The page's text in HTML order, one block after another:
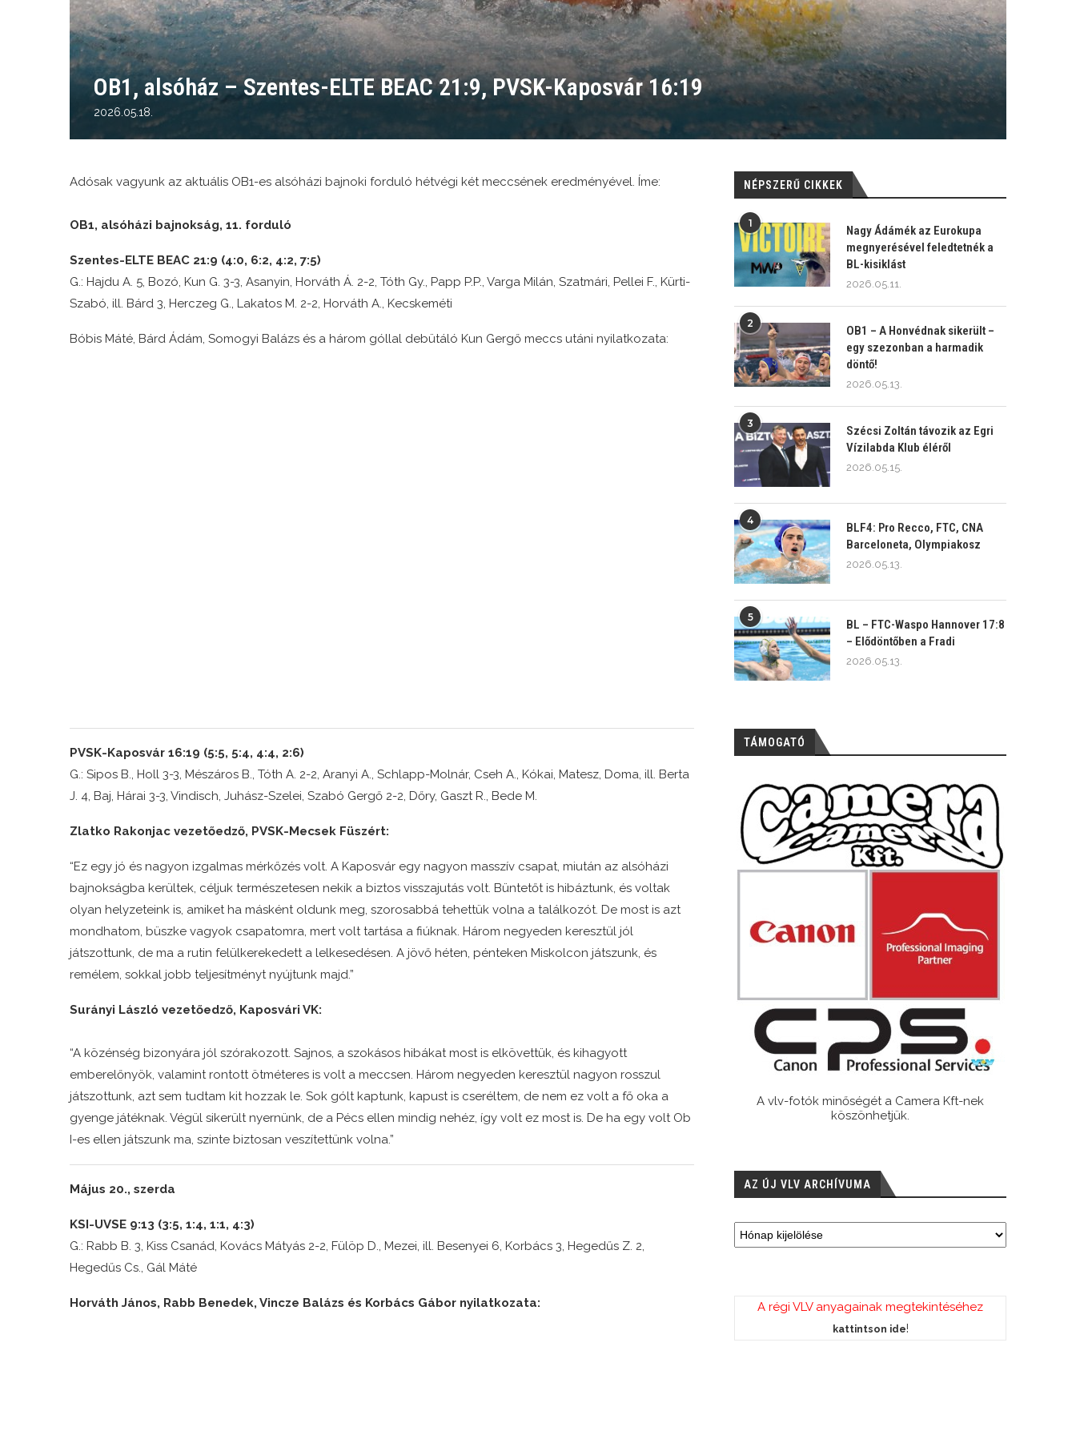
OB1, alsóház – Szentes-ELTE BEAC 21:9, PVSK-Kaposvár 16:19
2026.05.18.
Adósak vagyunk az aktuális OB1-es alsóházi bajnoki forduló hétvégi két meccsének eredményével. Íme:
OB1, alsóházi bajnokság, 11. forduló
Szentes-ELTE BEAC 21:9 (4:0, 6:2, 4:2, 7:5)
G.: Hajdu A. 5, Bozó, Kun G. 3-3, Asanyin, Horváth Á. 2-2, Tóth Gy., Papp P.P., Varga Milán, Szatmári, Pellei F., Kürti-
Szabó, ill. Bárd 3, Herczeg G., Lakatos M. 2-2, Horváth A., Kecskeméti
Bóbis Máté, Bárd Ádám, Somogyi Balázs és a három góllal debütáló Kun Gergő meccs utáni nyilatkozata:
PVSK-Kaposvár 16:19 (5:5, 5:4, 4:4, 2:6)
G.: Sipos B., Holl 3-3, Mészáros B., Tóth A. 2-2, Aranyi A., Schlapp-Molnár, Cseh A., Kókai, Matesz, Doma, ill. Berta
J. 4, Baj, Hárai 3-3, Vindisch, Juhász-Szelei, Szabó Gergő 2-2, Dőry, Gaszt R., Bede M.
Zlatko Rakonjac vezetőedző, PVSK-Mecsek Füszért:
“Ez egy jó és nagyon izgalmas mérkőzés volt. A Kaposvár egy nagyon masszív csapat, miután az alsóházi
bajnokságba kerültek, céljuk természetesen nekik a biztos visszajutás volt. Büntetőt is hibáztunk, és voltak
olyan helyzeteink is, amiket ha másként oldunk meg, szorosabbá tehettük volna a találkozót. De most is azt
mondhatom, büszke vagyok csapatomra, mert volt tartása a fiúknak. Három negyeden keresztül jól
játszottunk, de ma a rutin felülkerekedett a lelkesedésen. A jövő héten, pénteken Miskolcon játszunk, és
remélem, sokkal jobb teljesítményt nyújtunk majd.”
Surányi László vezetőedző, Kaposvári VK:
“A közénség bizonyára jól szórakozott. Sajnos, a szokásos hibákat most is elkövettük, és kihagyott
emberelőnyök, valamint rontott ötméteres is volt a meccsen. Három negyeden keresztül nagyon rosszul
játszottunk, azt sem tudtam kit hozzak le. Sok gólt kaptunk, kapust is cseréltem, de nem ez volt a fő oka a
gyenge játéknak. Végül sikerült nyernünk, de a Pécs ellen mindig nehéz, így volt ez most is. De ha egy volt Ob
I-es ellen játszunk ma, szinte biztosan veszítettünk volna.”
Május 20., szerda
KSI-UVSE 9:13 (3:5, 1:4, 1:1, 4:3)
G.: Rabb B. 3, Kiss Csanád, Kovács Mátyás 2-2, Fülöp D., Mezei, ill. Besenyei 6, Korbács 3, Hegedűs Z. 2,
Hegedűs Cs., Gál Máté
Horváth János, Rabb Benedek, Vincze Balázs és Korbács Gábor nyilatkozata:
NÉPSZERŰ CIKKEK
1
Nagy Ádámék az Eurokupa
megnyerésével feledtetnék a
BL-kisiklást
2026.05.11.
2
OB1 – A Honvédnak sikerült –
egy szezonban a harmadik
döntő!
2026.05.13.
3
Szécsi Zoltán távozik az Egri
Vízilabda Klub éléről
2026.05.15.
4
BLF4: Pro Recco, FTC, CNA
Barceloneta, Olympiakosz
2026.05.13.
5
BL – FTC-Waspo Hannover 17:8
– Elődöntőben a Fradi
2026.05.13.
TÁMOGATÓ
A vlv-fotók minőségét a Camera Kft-nek
köszönhetjük.
AZ ÚJ VLV ARCHÍVUMA
A régi VLV anyagainak megtekintéséhez
kattintson ide!